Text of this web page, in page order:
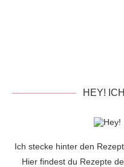
HEY!
Ich stecke hinter den
Hier findest du Rezepte